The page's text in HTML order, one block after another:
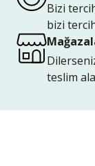
Bizi
bizi
teslim